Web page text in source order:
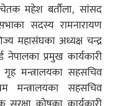
महेश बर्तौला, सांसद
सदस्य रामनारायण
महासंघका अध्यक्ष चन्द्र
नेपालका प्रमुख कार्यकारी
मन्त्रालयका सहसचिव
मन्त्रालयका सहसचिव